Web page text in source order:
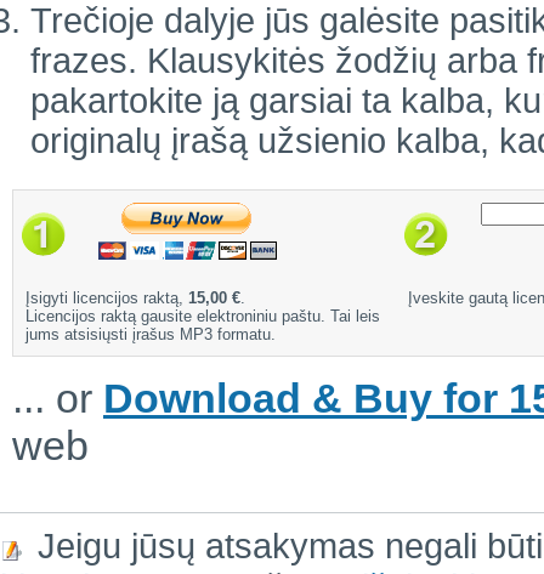
Trečioje dalyje jūs galėsite
frazes. Klausykitės žodžių arba
pakartokite ją garsiai ta kalba,
originalų įrašą užsienio kalba,
Įsigyti licencijos raktą, 15,00 €.
Licencijos raktą gausite elektroniniu paštu. Tai leis
jums atsisiųsti įrašus MP3 formatu.
Įveskite gautą
... or Download & Buy for
web
Jeigu jūsų atsakymas negali